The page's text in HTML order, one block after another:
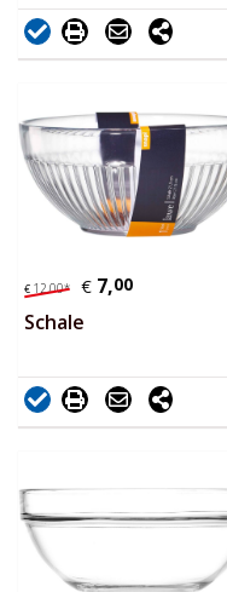
€ 12,00* € 7,00
Schale